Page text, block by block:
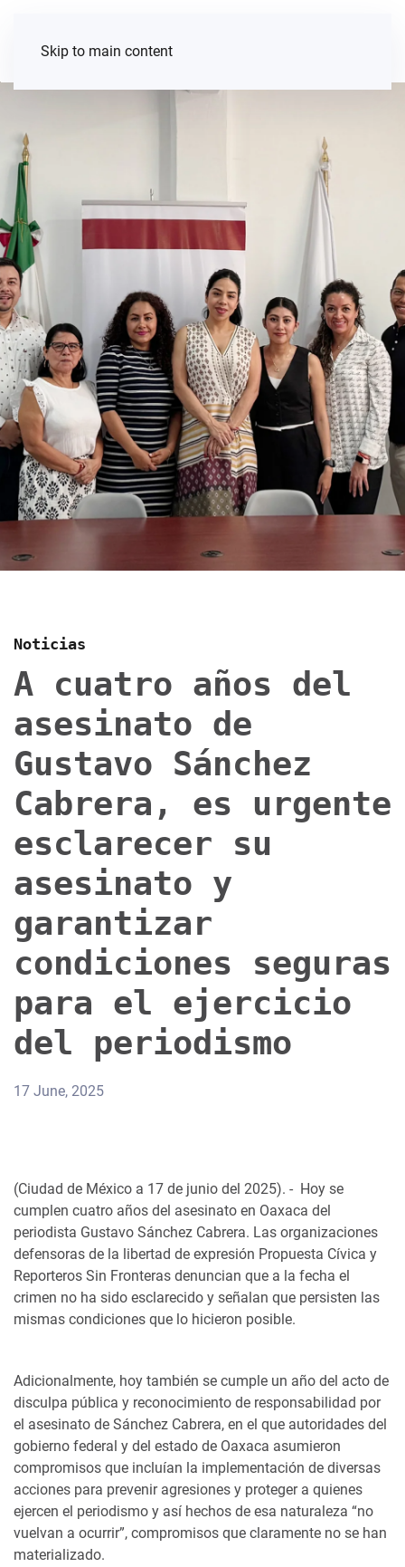
Skip to main content
Noticias
A cuatro años del
asesinato de
Gustavo Sánchez
Cabrera, es urgente
esclarecer su
asesinato y
garantizar
condiciones seguras
para el ejercicio
del periodismo
17 June, 2025
(Ciudad de México a 17 de junio del 2025). - Hoy se
cumplen cuatro años del asesinato en Oaxaca del
periodista Gustavo Sánchez Cabrera. Las organizaciones
defensoras de la libertad de expresión Propuesta Cívica y
Reporteros Sin Fronteras denuncian que a la fecha el
crimen no ha sido esclarecido y señalan que persisten las
mismas condiciones que lo hicieron posible.
Adicionalmente, hoy también se cumple un año del acto de
disculpa pública y reconocimiento de responsabilidad por
el asesinato de Sánchez Cabrera, en el que autoridades del
gobierno federal y del estado de Oaxaca asumieron
compromisos que incluían la implementación de diversas
acciones para prevenir agresiones y proteger a quienes
ejercen el periodismo y así hechos de esa naturaleza “no
vuelvan a ocurrir”, compromisos que claramente no se han
materializado.